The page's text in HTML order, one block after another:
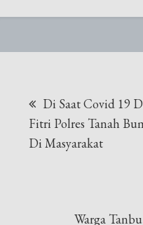
pos
Di Saat Covid 19
Fitri Polres Tanah
Di Masyarakat
Warga